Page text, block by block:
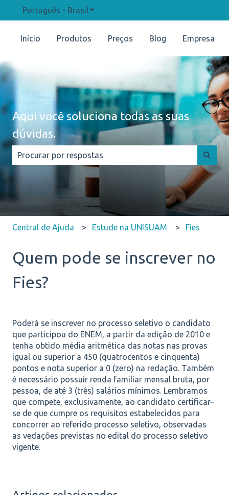
Português - BrasilMostrar submenu para traduções
Início Produtos Preços Blog Empresa
Aqui você soluciona todas as suas
dúvidas.
Não há sugestões porque o campo de pesquisa está
Central de Ajuda Estude na UNISUAM Fies
Quem pode se inscrever no
Fies?
Poderá se inscrever no processo seletivo o candidato
que participou do ENEM, a partir da edição de 2010 e
tenha obtido média aritmética das notas nas provas
igual ou superior a 450 (quatrocentos e cinquenta)
pontos e nota superior a 0 (zero) na redação. Também
é necessário possuir renda familiar mensal bruta, por
pessoa, de até 3 (três) salários mínimos. Lembramos
que compete, exclusivamente, ao candidato certificar–
se de que cumpre os requisitos estabelecidos para
concorrer ao referido processo seletivo, observadas
as vedações previstas no edital do processo seletivo
vigente.